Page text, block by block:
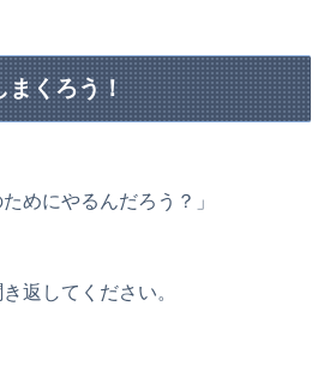
まくろう！
めにやるんだろう？」
返してください。